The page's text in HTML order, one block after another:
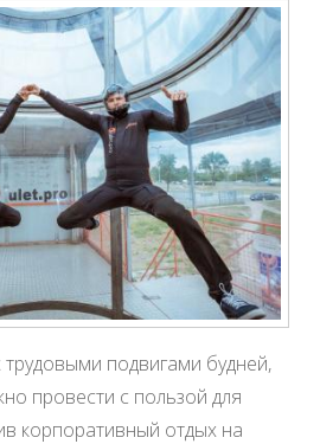
подвигами будней,
провести с пользой для
корпоративный отдых на